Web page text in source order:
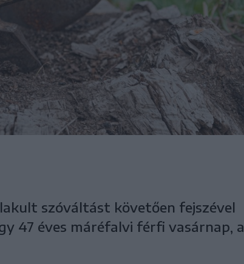
szóváltást követően fejszével
47 éves máréfalvi férfi vasárnap, a